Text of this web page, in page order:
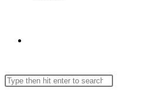
website
Search
Press